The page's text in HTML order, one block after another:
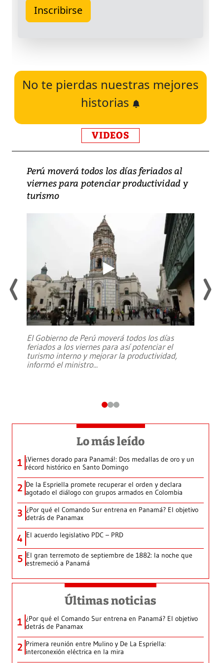
No te pierdas nuestras mejores
historias
VIDEOS
Perú moverá todos los días feriados al
viernes para potenciar productividad y
turismo
El Gobierno de Perú moverá todos los días
feriados a los viernes para así potenciar el
turismo interno y mejorar la productividad,
informó el ministro...
Lo más leído
1 ¡Viernes dorado para Panamá!: Dos medallas de oro y un
récord histórico en Santo Domingo
2 De la Espriella promete recuperar el orden y declara
agotado el diálogo con grupos armados en Colombia
3 ¿Por qué el Comando Sur entrena en Panamá? El objetivo
detrás de Panamax
4 El acuerdo legislativo PDC – PRD
5 El gran terremoto de septiembre de 1882: la noche que
estremeció a Panamá
Últimas noticias
1 ¿Por qué el Comando Sur entrena en Panamá? El objetivo
detrás de Panamax
2 Primera reunión entre Mulino y De La Espriella:
interconexión eléctrica en la mira